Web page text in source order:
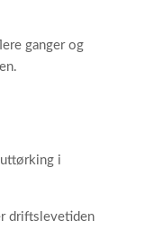
ganger og
i
driftslevetiden